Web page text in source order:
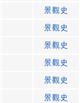
景觀史
景觀史
景觀史
景觀史
景觀史
景觀史